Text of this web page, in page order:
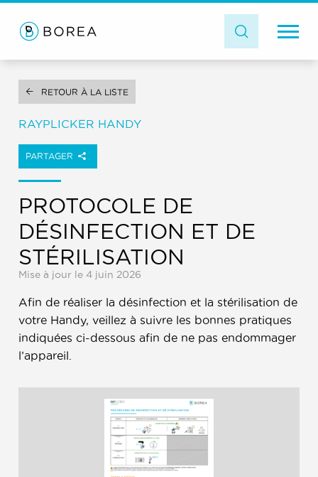
RETOUR À LA LISTE
RAYPLICKER HANDY
PARTAGER
PROTOCOLE DE
DÉSINFECTION ET DE
STÉRILISATION
Mise à jour le 4 juin 2026
Afin de réaliser la désinfection et la stérilisation de
votre Handy, veillez à suivre les bonnes pratiques
indiquées ci-dessous afin de ne pas endommager
l’appareil.